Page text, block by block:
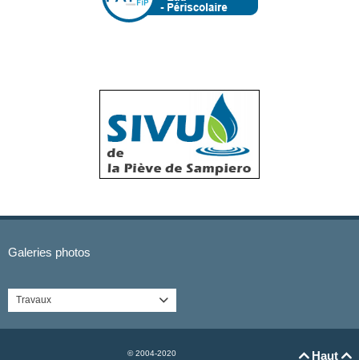
Galeries photos
Travaux 
Haut 
© 2004-2020